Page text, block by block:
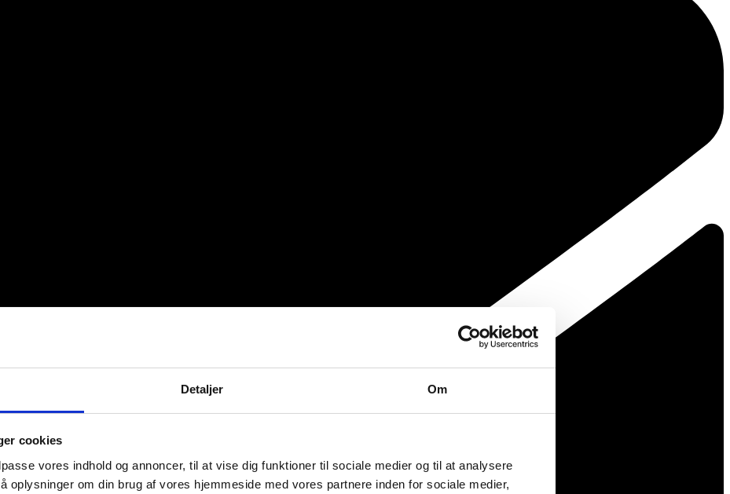
Detaljer Om
cookies
vores indhold og annoncer, til at vise dig funktioner til sociale medier og til at analysere
oplysninger om din brug af vores hjemmeside med vores partnere inden for sociale medier,